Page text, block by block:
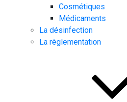
Cosmétiques
Médicaments
La désinfection
La règlementation